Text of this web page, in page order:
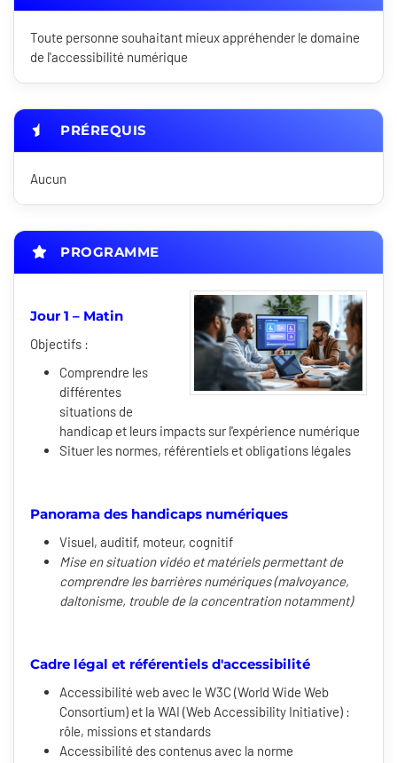
Toute personne souhaitant mieux appréhender le domaine
de l'accessibilité numérique
PRÉREQUIS
Aucun
PROGRAMME
Jour 1 – Matin
Objectifs :
Comprendre les
différentes
situations de
handicap et leurs impacts sur l'expérience numérique
Situer les normes, référentiels et obligations légales
Panorama des handicaps numériques
Visuel, auditif, moteur, cognitif
Mise en situation vidéo et matériels permettant de
comprendre les barrières numériques (malvoyance,
daltonisme, trouble de la concentration notamment)
Cadre légal et référentiels d'accessibilité
Accessibilité web avec le W3C (World Wide Web
Consortium) et la WAI (Web Accessibility Initiative) :
rôle, missions et standards
Accessibilité des contenus avec la norme